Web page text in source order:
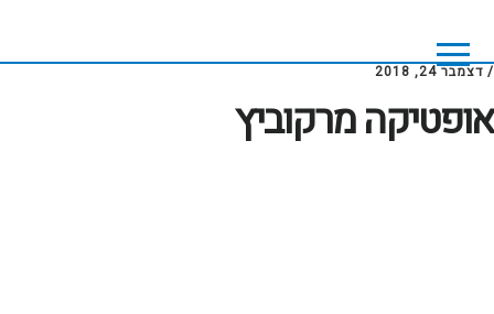
main
content
footer
/ דצמבר 24, 2018
אופטיקה מרקוביץ